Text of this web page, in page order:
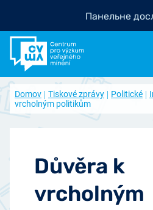
Панельне
Domov Tiskové zprávy Politické
vrcholným politikům
Důvěra k
vrcholným